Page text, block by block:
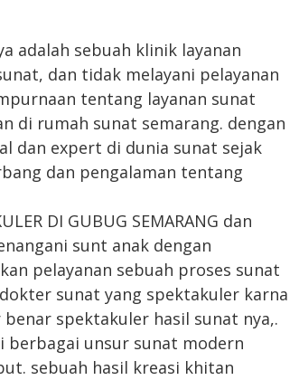
adalah sebuah klinik layanan
dan tidak melayani pelayanan
tentang layanan sunat
di rumah sunat semarang. dengan
dan expert di dunia sunat sejak
dan pengalaman tentang
DI GUBUG SEMARANG dan
sunt anak dengan
pelayanan sebuah proses sunat
sunat yang spektakuler karna
spektakuler hasil sunat nya,.
berbagai unsur sunat modern
sebuah hasil kreasi khitan